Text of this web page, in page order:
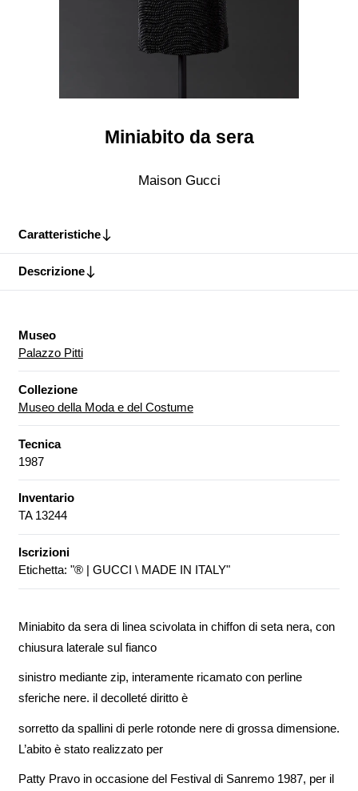
Miniabito da sera
Maison Gucci
Caratteristiche
Descrizione
Museo
Palazzo Pitti
Collezione
Museo della Moda e del Costume
Tecnica
1987
Inventario
TA 13244
Iscrizioni
Etichetta: "® | GUCCI \ MADE IN ITALY"
Miniabito da sera di linea scivolata in chiffon di seta nera, con
chiusura laterale sul fianco
sinistro mediante zip, interamente ricamato con perline
sferiche nere. il decolleté diritto è
sorretto da spallini di perle rotonde nere di grossa dimensione.
L’abito è stato realizzato per
Patty Pravo in occasione del Festival di Sanremo 1987, per il